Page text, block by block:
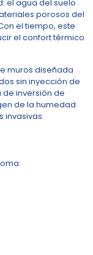
el agua del suelo
porosos del
el tiempo, este
el confort térmico
muros diseñada
sin inyección de
inversión de
de la humedad
invasivas.